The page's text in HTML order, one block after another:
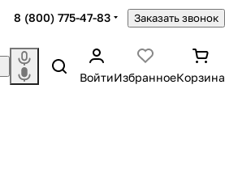
8 (800) 775-47-83 Заказать звонок
ВойтиИзбранноеКорзина